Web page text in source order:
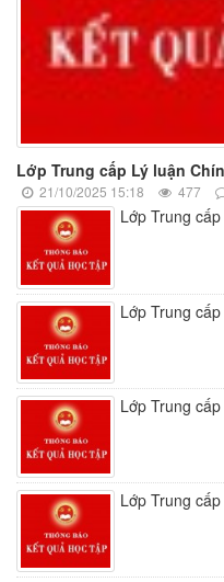
Lớp Trung cấp Lý luận
21/10/2025 15:18 477
Lớp Trung
Lớp Trung
Lớp Trung
Lớp Trung